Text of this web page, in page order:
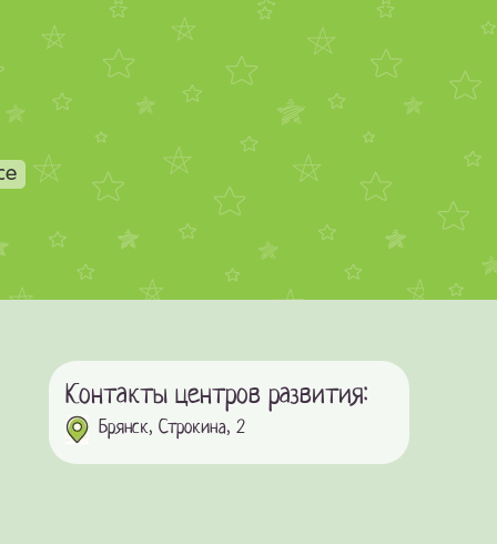
Контакты центров развития:
Брянск, Строкина, 2